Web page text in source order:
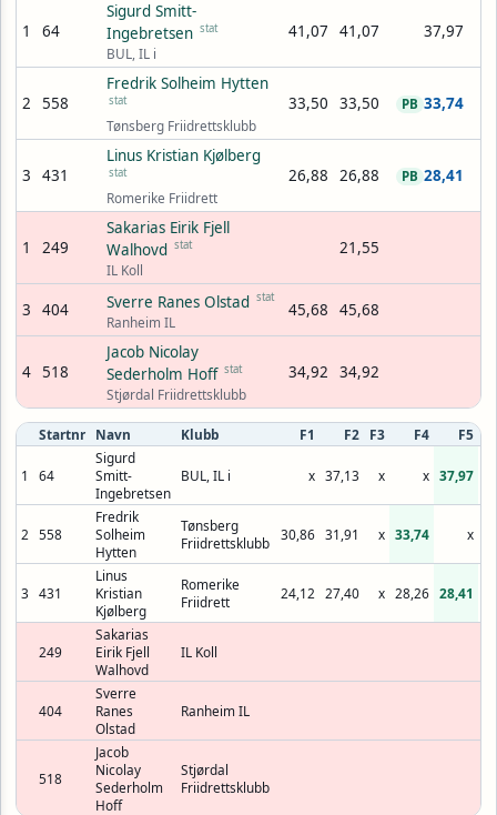
1 64
Sigurd Smitt-
Ingebretsen stat
BUL, IL i
41,07 41,07 37,97
2 558
Fredrik Solheim Hytten
stat
Tønsberg Friidrettsklubb
33,50 33,50 33,74
PB
3 431
Linus Kristian Kjølberg
stat
Romerike Friidrett
26,88 26,88 28,41
PB
1 249
Sakarias Eirik Fjell
Walhovd stat
IL Koll
21,55
3 404 Sverre Ranes Olstad stat
Ranheim IL
45,68 45,68
4 518
Jacob Nicolay
Sederholm Hoff stat
Stjørdal Friidrettsklubb
34,92 34,92
Startnr Navn Klubb F1 F2 F3 F4 F5
1 64
Sigurd
Smitt-
Ingebretsen
BUL, IL i x 37,13 x x 37,97
2 558
Fredrik
Solheim
Hytten
Tønsberg
Friidrettsklubb
30,86 31,91 x 33,74 x
3 431
Linus
Kristian
Kjølberg
Romerike
Friidrett
24,12 27,40 x 28,26 28,41
249
Sakarias
Eirik Fjell
Walhovd
IL Koll
404
Sverre
Ranes
Olstad
Ranheim IL
518
Jacob
Nicolay
Sederholm
Hoff
Stjørdal
Friidrettsklubb